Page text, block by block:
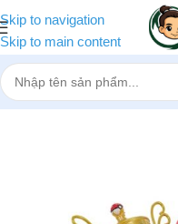
Skip to navigation
Skip to main content
Trang chủ»Cửa hàng»Mô